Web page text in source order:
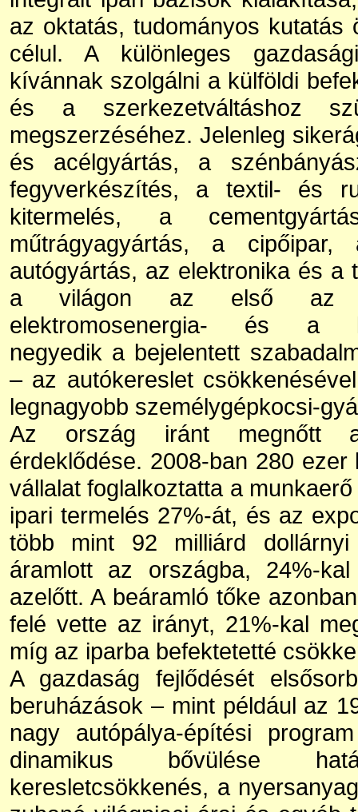
az oktatás, tudományos kutatás
célul. A különleges
kívánnak szolgálni a külföldi
és a szerkezetváltáshoz
megszerzéséhez. Jelenleg
és acélgyártás, a
fegyverkészítés, a textil- és
kitermelés, a
műtrágyagyártás, a
autógyártás, az elektronika és a
a világon az első az
elektromosenergia- és a
negyedik a bejelentett
– az autókereslet
legnagyobb személygépkocsi-
Az ország iránt megnőtt
érdeklődése. 2008-ban 280
vállalat foglalkoztatta a
ipari termelés 27%-át, és az
több mint 92 milliárd
áramlott az országba, 24%-
azelőtt. A beáramló tőke
felé vette az irányt, 21%-kal
míg az iparba befektetetté
A gazdaság fejlődését
beruházások – mint például az
nagy autópálya-építési
dinamikus bővülése
keresletcsökkenés, a